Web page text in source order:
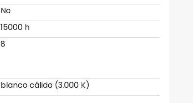
No
15000 h
8
blanco cálido (3.000 K)